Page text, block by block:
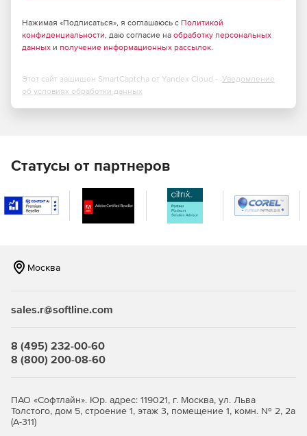
Нажимая «Подписаться», я соглашаюсь с Политикой
конфиденциальности, даю согласие на обработку персональных
данных и получение информационных рассылок.
Этот сайт защищен SmartCaptcha от Yandex Cloud - Уведомление
об условиях обработки данных
Статусы от партнеров
Москва
sales.r@softline.com
8 (495) 232-00-60
8 (800) 200-08-60
ПАО «Софтлайн». Юр. адрес: 119021, г. Москва, ул. Льва
Толстого, дом 5, строение 1, этаж 3, помещение 1, комн. № 2, 2а
(А-311)